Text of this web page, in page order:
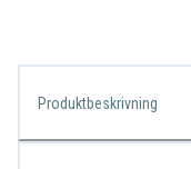
Produktbeskrivning